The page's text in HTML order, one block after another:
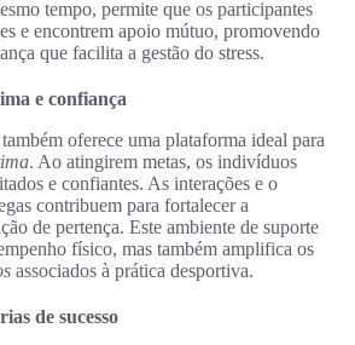
tempo, permite que os participantes
e encontrem apoio mútuo, promovendo
que facilita a gestão do stress.
e confiança
oferece uma plataforma ideal para
. Ao atingirem metas, os indivíduos
e confiantes. As interações e o
contribuem para fortalecer a
de pertença. Este ambiente de suporte
físico, mas também amplifica os
associados à prática desportiva.
de sucesso